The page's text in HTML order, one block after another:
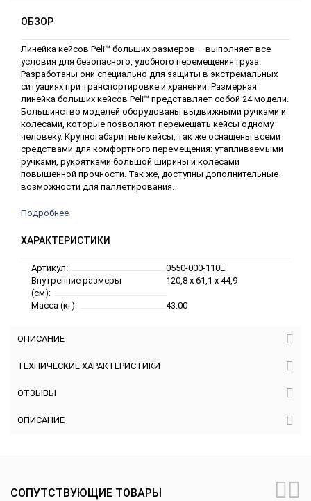
ОБЗОР
Линейка кейсов Peli™ больших размеров – выполняет все
условия для безопасного, удобного перемещения груза.
Разработаны они специально для защиты в экстремальных
ситуациях при транспортировке и хранении. Размерная
линейка больших кейсов Peli™ представляет собой 24 модели.
Большинство моделей оборудованы выдвижными ручками и
колесами, которые позволяют перемещать кейсы одному
человеку. Крупногабаритные кейсы, так же оснащены всеми
средствами для комфортного перемещения: утапливаемыми
ручками, рукоятками большой ширины и колесами
повышенной прочности. Так же, доступны дополнительные
возможности для паллетирования.
Подробнее
ХАРАКТЕРИСТИКИ
Артикул:
0550-000-110E
Внутренние размеры
(см):
120,8 x 61,1 x 44,9
Масса (кг): 43.00
ОПИСАНИЕ
ТЕХНИЧЕСКИЕ ХАРАКТЕРИСТИКИ
ОТЗЫВЫ
ОПИСАНИЕ
СОПУТСТВУЮЩИЕ ТОВАРЫ